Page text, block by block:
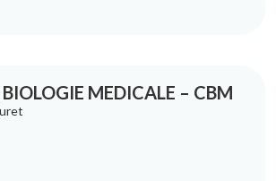
MEDICALE – CBM